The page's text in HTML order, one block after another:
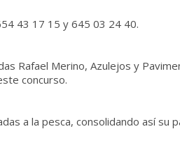
43 17 15 y 645 03 24 40.
Rafael Merino, Azulejos y
concurso.
a la pesca, consolidando así su